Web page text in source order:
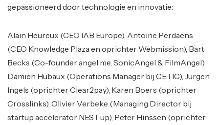
gepassioneerd door technologie en innovatie:
Alain Heureux (CEO IAB Europe), Antoine Perdaens
(CEO Knowledge Plaza en oprichter Webmission), Bart
Becks (Co-founder angel.me, SonicAngel & FilmAngel),
Damien Hubaux (Operations Manager bij CETIC), Jurgen
Ingels (oprichter Clear2pay), Karen Boers (oprichter
Crosslinks), Olivier Verbeke (Managing Director bij
startup accelerator NEST’up), Peter Hinssen (oprichter